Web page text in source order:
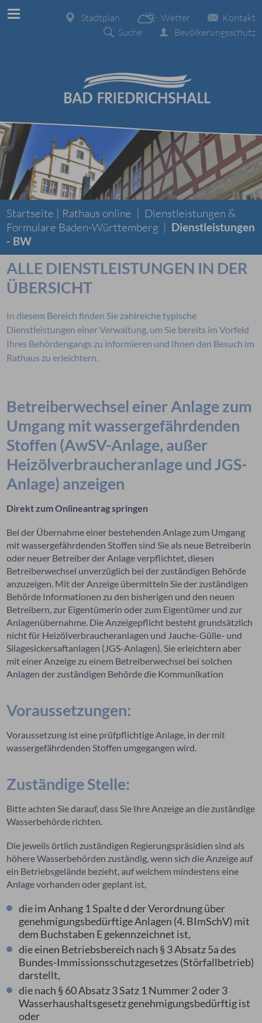
Kontakt
Wetter
Stadtplan
Bevölkerungsschutz
Suche
Startseite | Rathaus online | Dienstleistungen &
Formulare Baden-Württemberg | Dienstleistungen
- BW
ALLE DIENSTLEISTUNGEN IN DER
ÜBERSICHT
In diesem Bereich finden Sie zahlreiche typische
Dienstleistungen einer Verwaltung, um Sie bereits im Vorfeld
Ihres Behördengangs zu informieren und Ihnen den Besuch im
Rathaus zu erleichtern.
Betreiberwechsel einer Anlage zum
Umgang mit wassergefährdenden
Stoffen (AwSV-Anlage, außer
Heizölverbraucheranlage und JGS-
Anlage) anzeigen
Direkt zum Onlineantrag springen
Bei der Übernahme einer bestehenden Anlage zum Umgang
mit wassergefährdenden Stoffen sind Sie als neue Betreiberin
oder neuer Betreiber der Anlage verpflichtet, diesen
Betreiberwechsel unverzüglich bei der zuständigen Behörde
anzuzeigen. Mit der Anzeige übermitteln Sie der zuständigen
Behörde Informationen zu den bisherigen und den neuen
Betreibern, zur Eigentümerin oder zum Eigentümer und zur
Anlagenübernahme. Die Anzeigepflicht besteht grundsätzlich
nicht für Heizölverbraucheranlagen und Jauche-Gülle- und
Silagesickersaftanlagen (JGS-Anlagen). Sie erleichtern aber
mit einer Anzeige zu einem Betreiberwechsel bei solchen
Anlagen der zuständigen Behörde die Kommunikation
Voraussetzungen:
Voraussetzung ist eine prüfpflichtige Anlage, in der mit
wassergefährdenden Stoffen umgegangen wird.
Zuständige Stelle:
Bitte achten Sie darauf, dass Sie Ihre Anzeige an die zuständige
Wasserbehörde richten.
Die jeweilsörtlich zuständigen Regierungspräsidien sind als
höhere Wasserbehörden zuständig, wenn sich die Anzeige auf
ein Betriebsgelände bezieht, auf welchem mindestens eine
Anlage vorhanden oder geplant ist,
dieim Anhang 1 Spalte d der Verordnung über
genehmigungsbedürftige Anlagen (4. BImSchV) mit
dem Buchstaben E gekennzeichnet ist,
die einen Betriebsbereich nach § 3 Absatz 5a des
Bundes-Immissionsschutzgesetzes (Störfallbetrieb)
darstellt,
die nach § 60 Absatz 3 Satz 1 Nummer 2oder3
Wasserhaushaltsgesetz genehmigungsbedürftig ist
oder